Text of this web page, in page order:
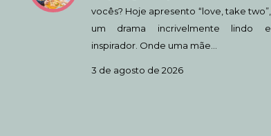
vocês? Hoje apresento “love, take two”,
um drama incrivelmente lindo e
inspirador. Onde uma mãe…
3 de agosto de 2026